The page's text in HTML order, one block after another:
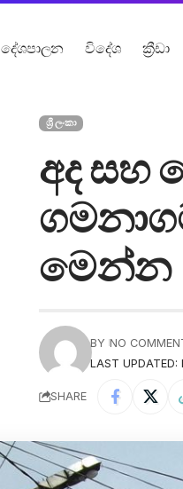
දේශපාලන විදේශ ක්‍රීඩා
ශ්‍රී ලංකා
අද සහ
මෙන්න
LAST UPDATED:
BY NO
SHARE